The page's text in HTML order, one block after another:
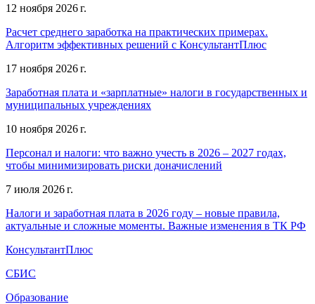
12 ноября 2026 г.
Расчет среднего заработка на практических примерах.
Алгоритм эффективных решений с КонсультантПлюс
17 ноября 2026 г.
Заработная плата и «зарплатные» налоги в государственных и
муниципальных учреждениях
10 ноября 2026 г.
Персонал и налоги: что важно учесть в 2026 – 2027 годах,
чтобы минимизировать риски доначислений
7 июля 2026 г.
Налоги и заработная плата в 2026 году – новые правила,
актуальные и сложные моменты. Важные изменения в ТК РФ
КонсультантПлюс
СБИС
Образование